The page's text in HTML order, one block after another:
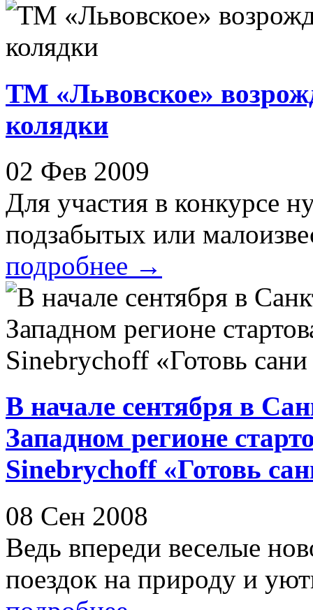
ТМ «Львовское»
колядки
02 Фев 2009
Для участия в конкурсе
подзабытых или
подробнее →
В начале сентября в
Западном регионе
Sinebrychoff «Готовь
08 Сен 2008
Ведь впереди веселые
поездок на природу и